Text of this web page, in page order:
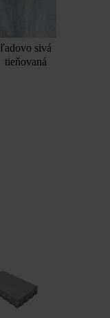
ľadovo sivá
tieňovaná